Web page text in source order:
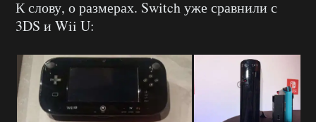
К слову, о размерах. Switch уже сравнили с
3DS и Wii U: